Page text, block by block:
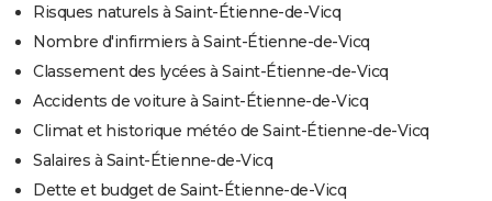
Risques naturels à Saint-Étienne-de-Vicq
Nombre d'infirmiers à Saint-Étienne-de-Vicq
Classement des lycées à Saint-Étienne-de-Vicq
Accidents de voiture à Saint-Étienne-de-Vicq
Climat et historique météo de Saint-Étienne-de-Vicq
Salaires à Saint-Étienne-de-Vicq
Dette et budget de Saint-Étienne-de-Vicq